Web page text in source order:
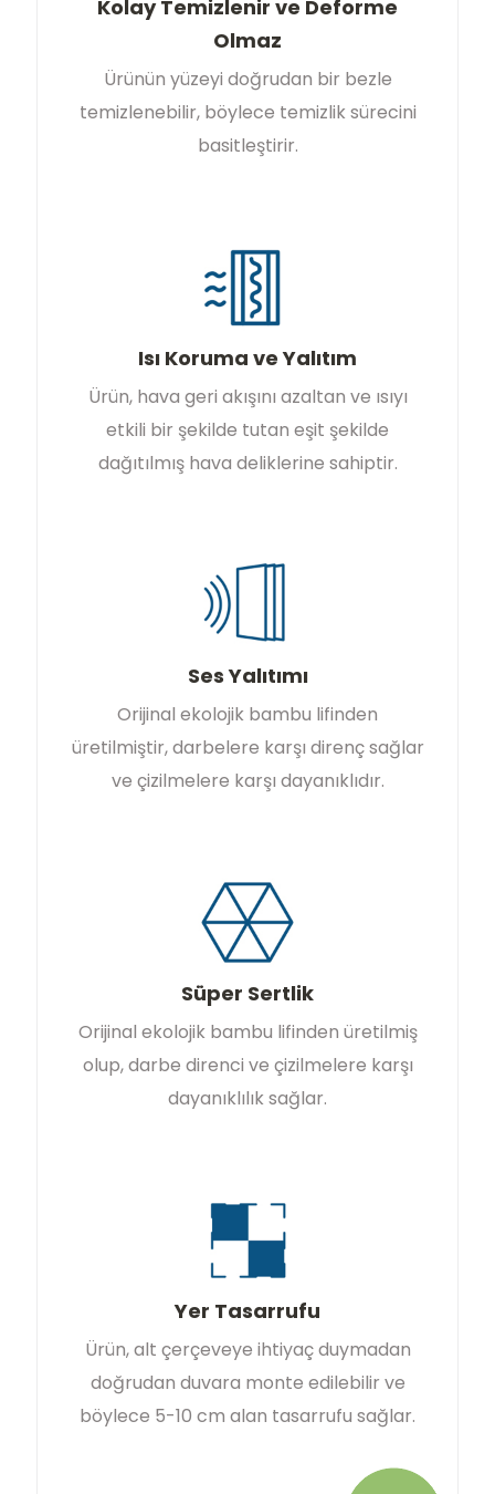
Kolay Temizlenir ve Deforme
Olmaz
Ürünün yüzeyi doğrudan bir bezle
temizlenebilir, böylece temizlik sürecini
basitleştirir.
Isı Koruma ve Yalıtım
Ürün, hava geri akışını azaltan ve ısıyı
etkili bir şekilde tutan eşit şekilde
dağıtılmış hava deliklerine sahiptir.
Ses Yalıtımı
Orijinal ekolojik bambu lifinden
üretilmiştir, darbelere karşı direnç sağlar
ve çizilmelere karşı dayanıklıdır.
Süper Sertlik
Orijinal ekolojik bambu lifinden üretilmiş
olup, darbe direnci ve çizilmelere karşı
dayanıklılık sağlar.
Yer Tasarrufu
Ürün, alt çerçeveye ihtiyaç duymadan
doğrudan duvara monte edilebilir ve
böylece 5-10 cm alan tasarrufu sağlar.